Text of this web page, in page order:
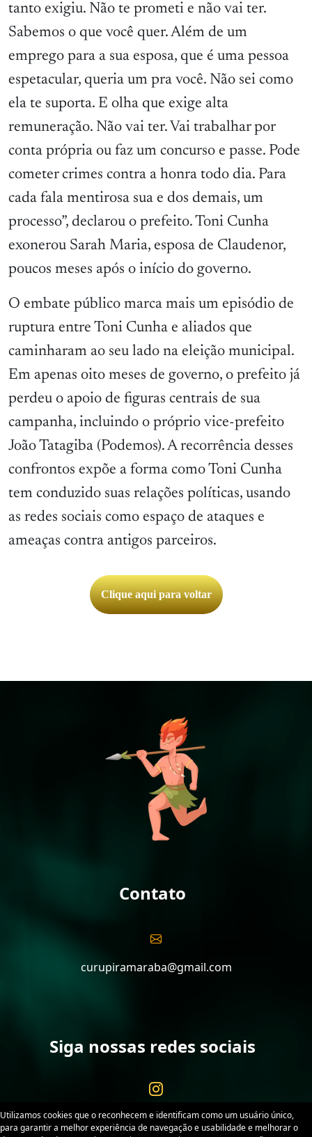
tanto exigiu. Não te prometi e não vai ter.
Sabemos o que você quer. Além de um
emprego para a sua esposa, que é uma pessoa
espetacular, queria um pra você. Não sei como
ela te suporta. E olha que exige alta
remuneração. Não vai ter. Vai trabalhar por
conta própria ou faz um concurso e passe. Pode
cometer crimes contra a honra todo dia. Para
cada fala mentirosa sua e dos demais, um
processo”, declarou o prefeito. Toni Cunha
exonerou Sarah Maria, esposa de Claudenor,
poucos meses após o início do governo.
O embate público marca mais um episódio de
ruptura entre Toni Cunha e aliados que
caminharam ao seu lado na eleição municipal.
Em apenas oito meses de governo, o prefeito já
perdeu o apoio de figuras centrais de sua
campanha, incluindo o próprio vice-prefeito
João Tatagiba (Podemos). A recorrência desses
confrontos expõe a forma como Toni Cunha
tem conduzido suas relações políticas, usando
as redes sociais como espaço de ataques e
ameaças contra antigos parceiros.
Clique aqui para voltar
Contato
curupiramaraba@gmail.com
Siga nossas redes sociais
Utilizamos cookies que o reconhecem e identificam como um usuário único,
para garantir a melhor experiência de navegação e usabilidade e melhorar o